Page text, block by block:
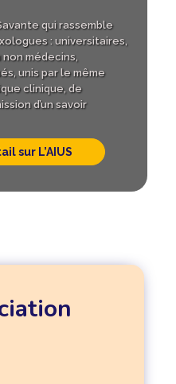
qui rassemble
: universitaires,
médecins,
unis par le même
clinique, de
d’un savoir
sur L’AIUS